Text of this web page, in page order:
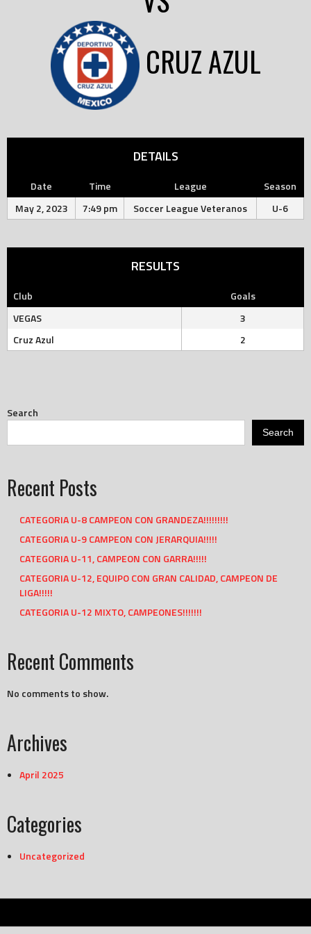
CRUZ AZUL
DETAILS
Date Time League
Season
May 2, 2023
7:49 pm Soccer League Veteranos U-6
RESULTS
Club
Goals
VEGAS
3
Cruz Azul
2
Search
Search
Recent Posts
CATEGORIA U-8 CAMPEON CON GRANDEZA!!!!!!!!!
CATEGORIA U-9 CAMPEON CON JERARQUIA!!!!!
CATEGORIA U-11, CAMPEON CON GARRA!!!!!
CATEGORIA U-12, EQUIPO CON GRAN CALIDAD, CAMPEON DE
LIGA!!!!!
CATEGORIA U-12 MIXTO, CAMPEONES!!!!!!!
Recent Comments
No comments to show.
Archives
April 2025
Categories
Uncategorized